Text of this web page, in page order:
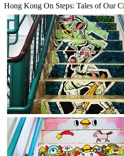
Hong Kong On Steps: Tales of Our